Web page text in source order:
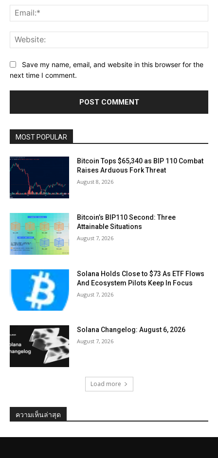
Save my name, email, and website in this browser for the
next time I comment.
MOST POPULAR
Bitcoin Tops $65,340 as BIP 110 Combat
Raises Arduous Fork Threat
August 8, 2026
Bitcoin’s BIP110 Second: Three
Attainable Situations
August 7, 2026
Solana Holds Close to $73 As ETF Flows
And Ecosystem Pilots Keep In Focus
August 7, 2026
Solana Changelog: August 6, 2026
August 7, 2026
Load more
ความเห็นล่าสุด